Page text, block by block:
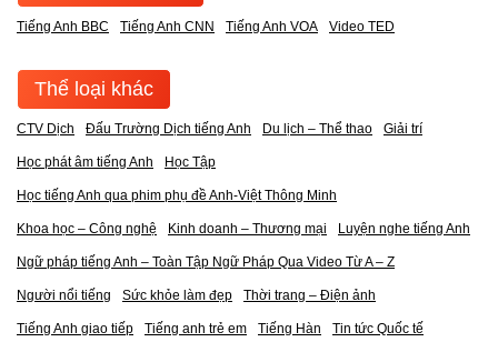
Tiếng Anh BBC Tiếng Anh CNN Tiếng Anh VOA Video TED
Thể loại khác
CTV Dịch Đấu Trường Dịch tiếng Anh Du lịch – Thể thao Giải trí
Học phát âm tiếng Anh Học Tập
Học tiếng Anh qua phim phụ đề Anh-Việt Thông Minh
Khoa học – Công nghệ Kinh doanh – Thương mại Luyện nghe tiếng Anh
Ngữ pháp tiếng Anh – Toàn Tập Ngữ Pháp Qua Video Từ A – Z
Người nổi tiếng Sức khỏe làm đẹp Thời trang – Điện ảnh
Tiếng Anh giao tiếp Tiếng anh trẻ em Tiếng Hàn Tin tức Quốc tế